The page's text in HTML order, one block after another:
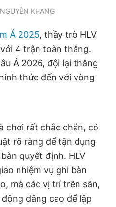
- BTTTT cấp ngày 24.3.2020
có sự chấp thuận bằng văn
JSC.
KHANG
Á 2025, thầy trò HLV
4 trận toàn thắng.
Á 2026, đội lại thắng
thức đến với vòng
chơi rất chắc chắn, có
rõ ràng để tận dụng
quyết định. HLV
nhiệm vụ ghi bàn
mà các vị trí trên sân,
dâng cao để lập